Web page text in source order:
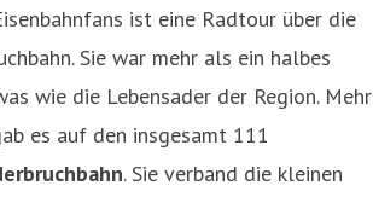
ist eine Radtour über die
Sie war mehr als ein halbes
wie die Lebensader der Region. Mehr
es auf den insgesamt 111
. Sie verband die kleinen